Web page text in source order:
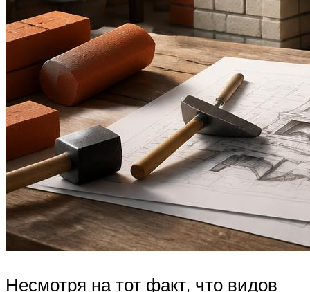
Несмотря на тот факт, что видов